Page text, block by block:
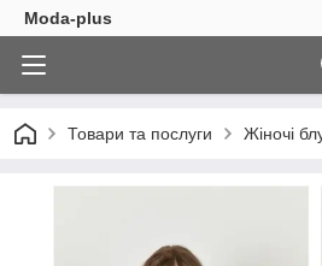
Moda-plus
Товари та послуги Жіночі